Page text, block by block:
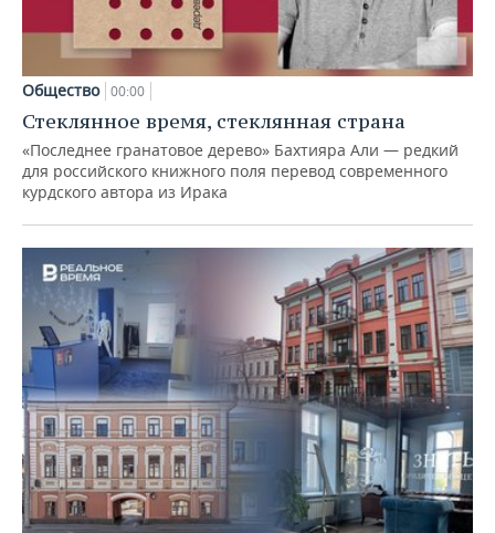
Общество 00:00
Стеклянное время, стеклянная страна
«Последнее гранатовое дерево» Бахтияра Али — редкий
для российского книжного поля перевод современного
курдского автора из Ирака